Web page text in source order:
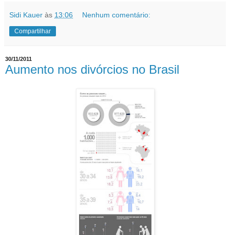
Sidi Kauer às 13:06 Nenhum comentário:
Compartilhar
30/11/2011
Aumento nos divórcios no Brasil